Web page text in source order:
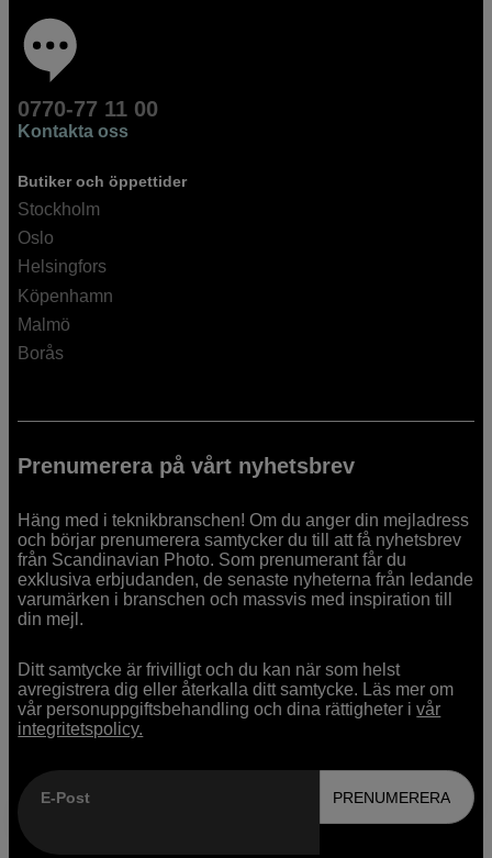
0770-77 11 00
Kontakta oss
Butiker och öppettider
Stockholm
Oslo
Helsingfors
Köpenhamn
Malmö
Borås
Prenumerera på vårt nyhetsbrev
Häng med i teknikbranschen! Om du anger din mejladress
och börjar prenumerera samtycker du till att få nyhetsbrev
från Scandinavian Photo. Som prenumerant får du
exklusiva erbjudanden, de senaste nyheterna från ledande
varumärken i branschen och massvis med inspiration till
din mejl.
Ditt samtycke är frivilligt och du kan när som helst
avregistrera dig eller återkalla ditt samtycke. Läs mer om
vår personuppgiftsbehandling och dina rättigheter ivår
integritetspolicy.
E-Post PRENUMERERA